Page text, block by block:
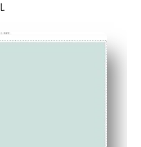
tienes que añadir una
los invitados
niños: los hermanos y
en tamaños estándar: